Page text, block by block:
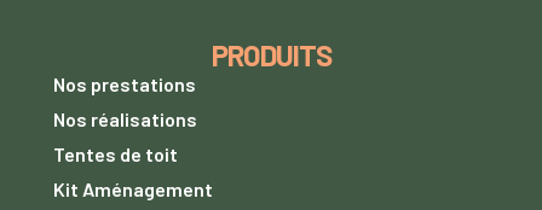
PRODUITS
Nos prestations
Nos réalisations
Tentes de toit
Kit Aménagement